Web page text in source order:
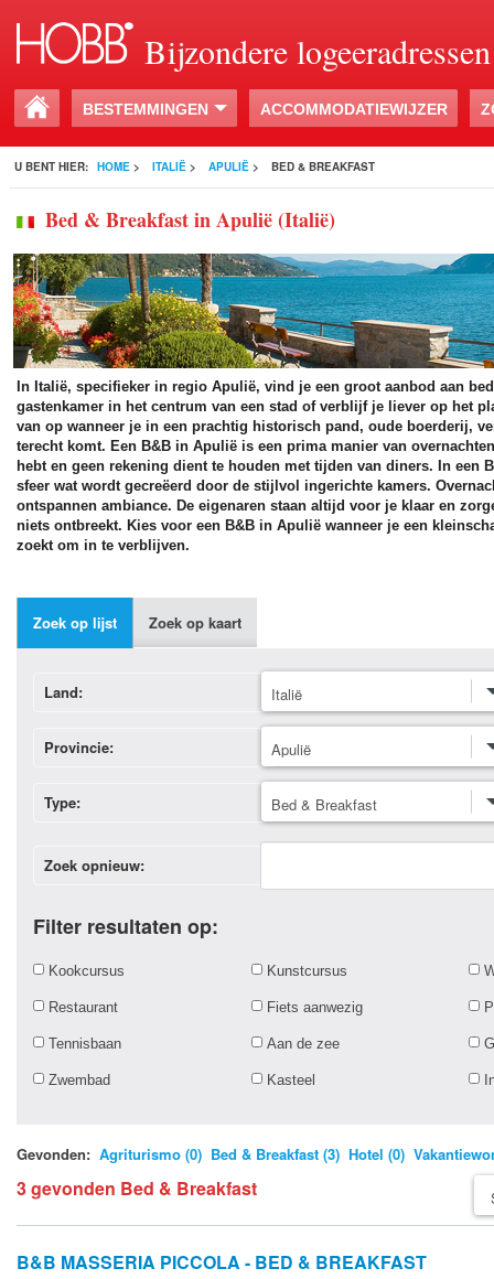
Bijzondere logeeradressen
BESTEMMINGEN ACCOMMODATIEWIJZER
U BENT HIER: HOME > ITALIË > APULIË > BED & BREAKFAST
Bed & Breakfast in Apulië (Italië)
In Italië, specifieker in regio Apulië, vind je een groot aanbod aan
gastenkamer in het centrum van een stad of verblijf je liever op het
van op wanneer je in een prachtig historisch pand, oude boerderij,
terecht komt. Een B&B in Apulië is een prima manier van
hebt en geen rekening dient te houden met tijden van diners. In een
sfeer wat wordt gecreëerd door de stijlvol ingerichte kamers.
ontspannen ambiance. De eigenaren staan altijd voor je klaar en
niets ontbreekt. Kies voor een B&B in Apulië wanneer je een
zoekt om in te verblijven.
Zoek op lijst Zoek op kaart
Land:
Provincie:
Type:
Zoek opnieuw:
Filter resultaten op:
Kookcursus Kunstcursus
Restaurant Fiets aanwezig
Tennisbaan Aan de zee
Zwembad Kasteel
Gevonden: Agriturismo (0) Bed & Breakfast (3) Hotel (0)
3 gevonden Bed & Breakfast
B&B MASSERIA PICCOLA - BED & BREAKFAST